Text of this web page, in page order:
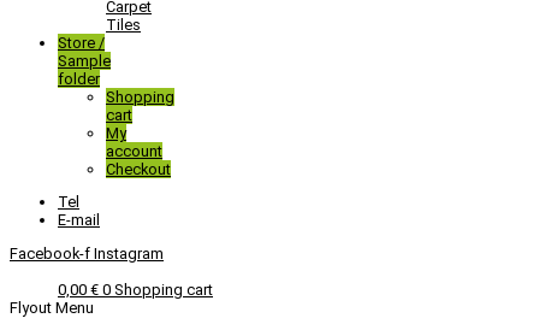
Carpet
Tiles
Store /
Sample
folder
Shopping
cart
My
account
Checkout
Tel
E-mail
Facebook-f Instagram
0,00 € 0 Shopping cart
Flyout Menu